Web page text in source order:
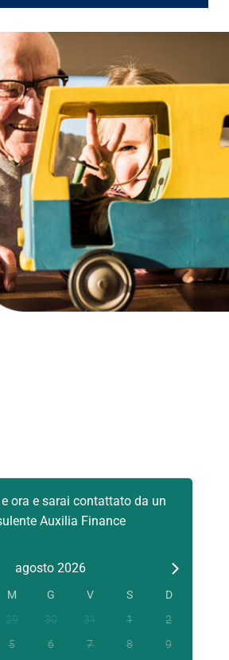
ora e sarai contattato da un
Auxilia Finance
agosto 2026
M G V S
D
29 30 31 1
2
5 6 7 8
9